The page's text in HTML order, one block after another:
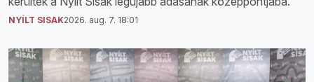
NYÍLT SISAK2026. aug. 7. 18:01